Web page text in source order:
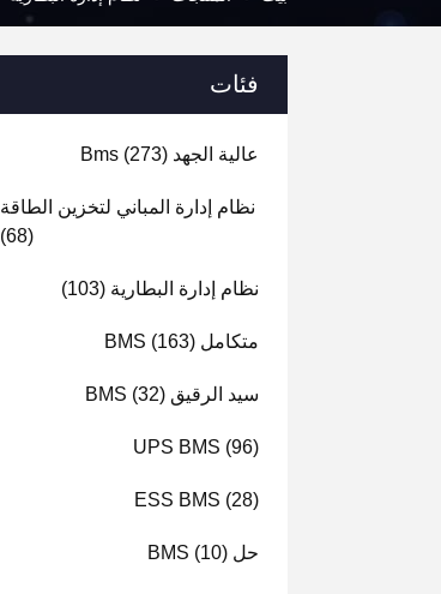
فئات
عالية الجهد Bms (273)
نظام إدارة المباني لتخزين الطاقة
(68)
نظام إدارة البطارية (103)
متكامل BMS (163)
سيد الرقيق BMS (32)
UPS BMS (96)
ESS BMS (28)
حل BMS (10)